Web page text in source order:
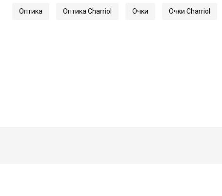
Оптика Оптика Charriol Очки Очки Charriol